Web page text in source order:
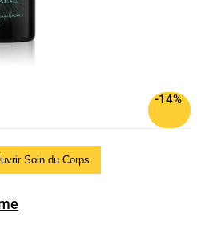
-14%
Soin du Corps